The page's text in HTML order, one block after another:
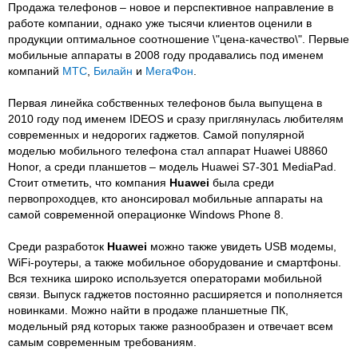
Продажа телефонов – новое и перспективное направление в
работе компании, однако уже тысячи клиентов оценили в
продукции оптимальное соотношение \"цена-качество\". Первые
мобильные аппараты в 2008 году продавались под именем
компаний МТС Билайн и МегаФон
Первая линейка собственных телефонов была выпущена в
2010 году под именем IDEOS и сразу приглянулась любителям
современных и недорогих гаджетов. Самой популярной
моделью мобильного телефона стал аппарат Huawei U8860
Honor, а среди планшетов – модель Huawei S7-301 MediaPad.
Стоит отметить, что компания Huawei была среди
первопроходцев, кто анонсировал мобильные аппараты на
самой современной операционке Windows Phone 8.
Среди разработок Huawei можно также увидеть USB модемы,
WiFi-роутеры, а также мобильное оборудование и смартфоны.
Вся техника широко используется операторами мобильной
связи. Выпуск гаджетов постоянно расширяется и пополняется
новинками. Можно найти в продаже планшетные ПК,
модельный ряд которых также разнообразен и отвечает всем
самым современным требованиям.